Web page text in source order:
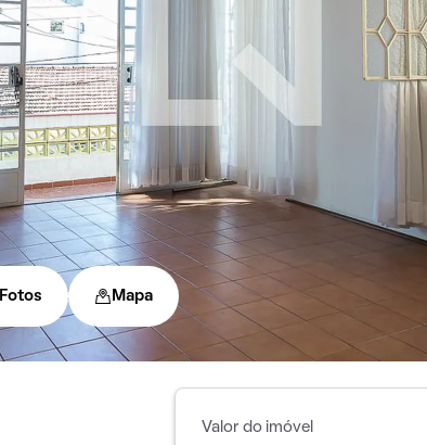
Mapa
Valor do imóvel